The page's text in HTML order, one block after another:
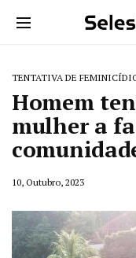
TENTATIVA DE
Homem
mulher a
10, Outubro, 2023